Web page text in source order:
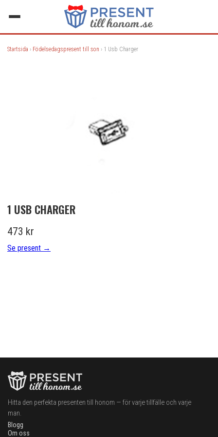
Startsida › Födelsedagspresent till son › 1 Usb Charger
1 USB CHARGER
473 kr
Se present →
Hitta den perfekta presenten till honom — för varje tillfälle och varje
man.
Blogg
Om oss